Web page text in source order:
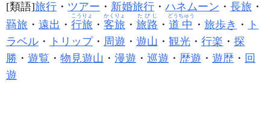
[類語]旅行 ・ ツアー ・ 新婚旅行 ・ ハネムーン ・ 長旅 ・
羇旅 ・ 遠出 ・ 行旅
こうりょ
・ 客旅
かくりょ
・ 旅路
たびじ
・ 道中
どうちゅう
・ 旅歩き ・
ト
ラベル ・ トリップ・ 周遊 ・ 遊山 ・ 観光 ・ 行楽 ・ 探
勝 ・ 遊覧 ・ 物見遊山 ・ 漫遊 ・ 巡遊 ・ 歴遊 ・ 遊歴 ・ 回
遊